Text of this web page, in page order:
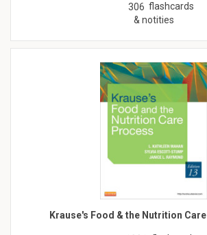
306 flashcards
& notities
Krause's Food & the Nutrition